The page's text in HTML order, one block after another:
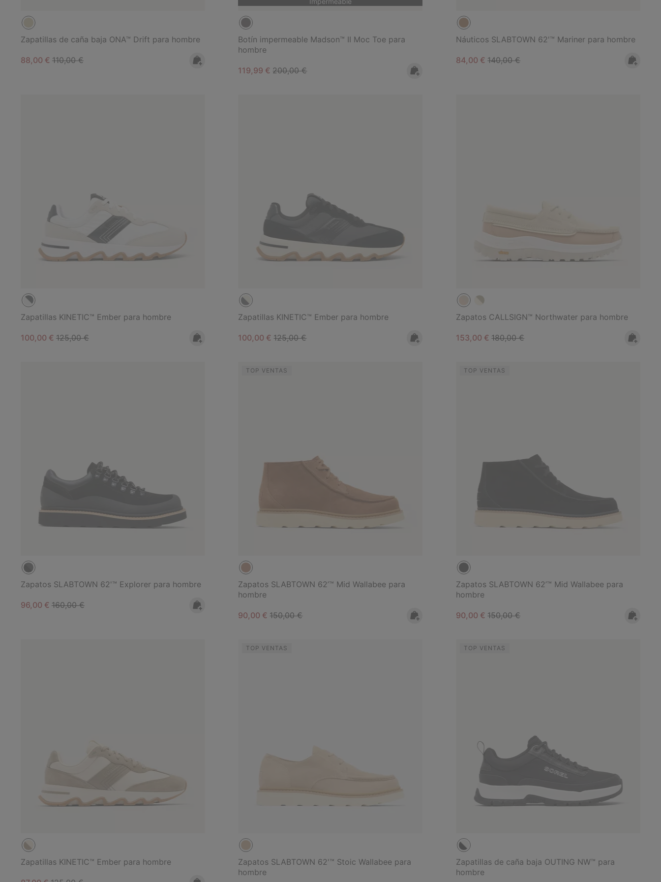
Zapatillas de caña baja ONA™ Drift para hombre
Sale price:
88,00 € Regular price:
110,00 €
Botín impermeable Madson™ II Moc Toe para
hombre
Sale price:
119,99 €Regular price:
200,00 €
Náuticos SLABTOWN 62'™ Mariner para hombre
Sale price:
84,00 €Regular price:
140,00 €
Zapatillas KINETIC™ Ember para hombre
Sale price:
100,00 € Regular price:
125,00 €
Zapatillas KINETIC™ Ember para hombre
Sale price:
100,00 €Regular price:
125,00 €
Zapatos CALLSIGN™ Northwater para hombre
Sale price:
153,00 €Regular price:
180,00 €
Zapatos SLABTOWN 62'™ Explorer para hombre
Sale price:
96,00 € Regular price:
160,00 €
TOP VENTAS
Zapatos SLABTOWN 62’™ Mid Wallabee para
hombre
Sale price:
90,00 €Regular price:
150,00 €
TOP VENTAS
Zapatos SLABTOWN 62’™ Mid Wallabee para
hombre
Sale price:
90,00 €Regular price:
150,00 €
Zapatillas KINETIC™ Ember para hombre
TOP VENTAS
Zapatos SLABTOWN 62'™ Stoic Wallabee para
hombre
TOP VENTAS
Zapatillas de caña baja OUTING NW™ para
hombre